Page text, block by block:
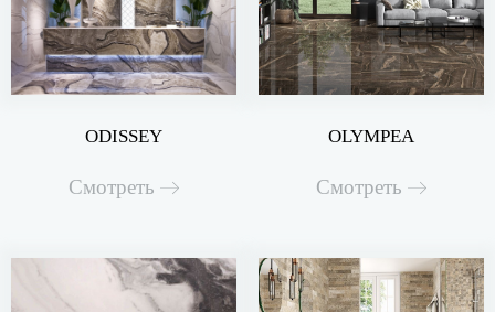
ODISSEY
Смотреть
OLYMPEA
Смотреть